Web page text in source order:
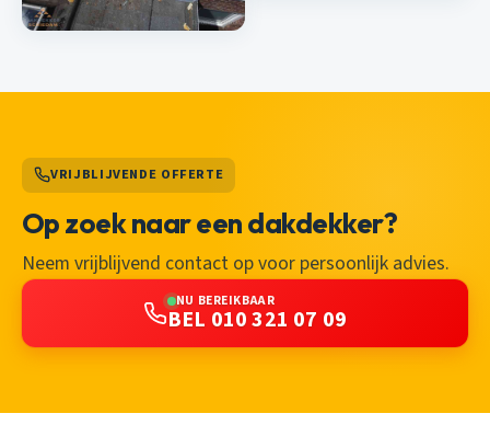
VRIJBLIJVENDE OFFERTE
Op zoek naar een dakdekker?
Neem vrijblijvend contact op voor persoonlijk advies.
NU BEREIKBAAR
BEL 010 321 07 09